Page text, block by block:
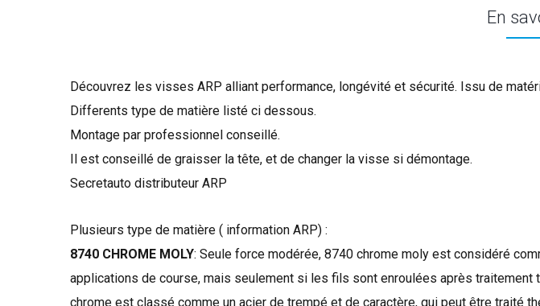
En
Découvrez les visses ARP alliant performance, longévité et sécurité. Issu de
Differents type de matière listé ci dessous.
Montage par professionnel conseillé.
Il est conseillé de graisser la tête, et de changer la visse si démontage.
Secretauto distributeur ARP
Plusieurs type de matière ( information ARP) :
8740 CHROME MOLY: Seule force modérée, 8740 chrome moly est considéré
applications de course, mais seulement si les fils sont enroulées après traitement
chrome est classé comme un acier de trempé et de caractère, qui peut être traité